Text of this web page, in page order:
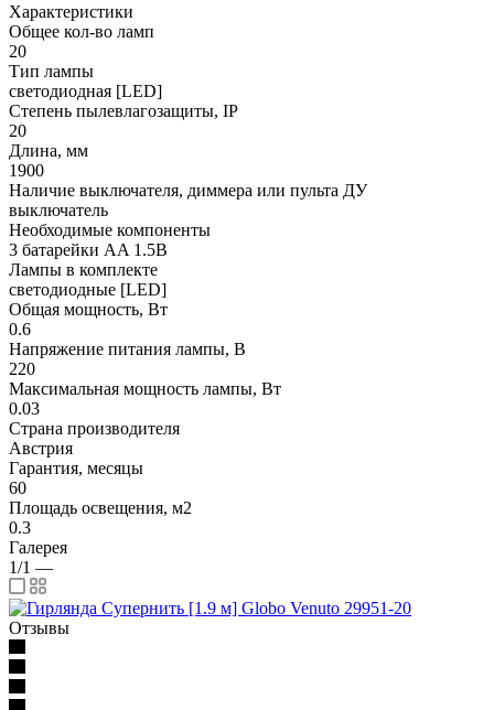
Характеристики
Общее кол-во ламп
20
Тип лампы
светодиодная [LED]
Степень пылевлагозащиты, IP
20
Длина, мм
1900
Наличие выключателя, диммера или пульта ДУ
выключатель
Необходимые компоненты
3 батарейки AA 1.5В
Лампы в комплекте
светодиодные [LED]
Общая мощность, Вт
0.6
Напряжение питания лампы, В
220
Максимальная мощность лампы, Вт
0.03
Страна производителя
Австрия
Гарантия, месяцы
60
Площадь освещения, м2
0.3
Галерея
1/1 —
Отзывы